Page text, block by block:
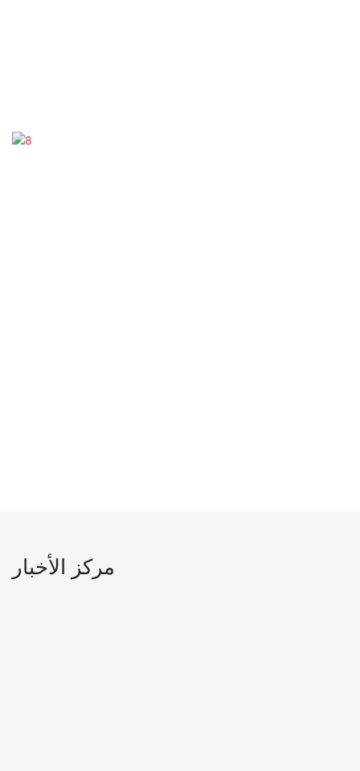
مركز الأخبار